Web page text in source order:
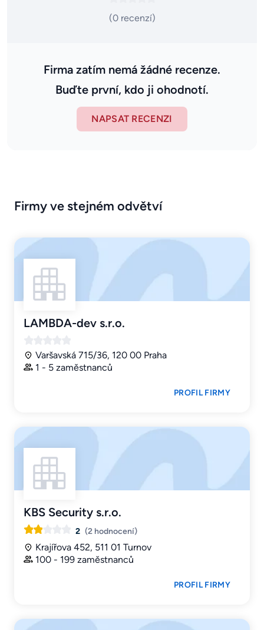
(0 recenzí)
Firma zatím nemá žádné recenze.
Buďte první, kdo ji ohodnotí.
NAPSAT RECENZI
Firmy ve stejném odvětví
LAMBDA-dev s.r.o.
Varšavská 715/36, 120 00 Praha
1 - 5 zaměstnanců
PROFIL FIRMY
KBS Security s.r.o.
2 (2 hodnocení)
Krajířova 452, 511 01 Turnov
100 - 199 zaměstnanců
PROFIL FIRMY